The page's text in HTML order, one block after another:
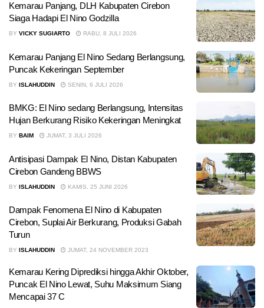
Kemarau Panjang, DLH Kabupaten Cirebon
Siaga Hadapi El Nino Godzilla
BY VICKY SUGIARTO RABU, 8 JULI 2026
Kemarau Panjang El Nino Sedang Berlangsung,
Puncak Kekeringan September
BY ISLAHUDDIN SENIN, 6 JULI 2026
BMKG: El Nino sedang Berlangsung, Intensitas
Hujan Berkurang Risiko Kekeringan Meningkat
BY BAIM JUMAT, 3 JULI 2026
Antisipasi Dampak El Nino, Distan Kabupaten
Cirebon Gandeng BBWS
BY ISLAHUDDIN KAMIS, 25 JUNI 2026
Dampak Fenomena El Nino di Kabupaten
Cirebon, Suplai Air Berkurang, Produksi Gabah
Turun
BY ISLAHUDDIN JUMAT, 24 NOVEMBER 2023
Kemarau Kering Diprediksi hingga Akhir Oktober,
Puncak El Nino Lewat, Suhu Maksimum Siang
Mencapai 37 C